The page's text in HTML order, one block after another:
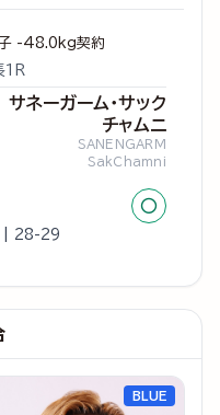
-48.0kg契約
1R
サネーガーム・サック
チャムニ
SANENGARM
SakChamni
○
28-29
BLUE